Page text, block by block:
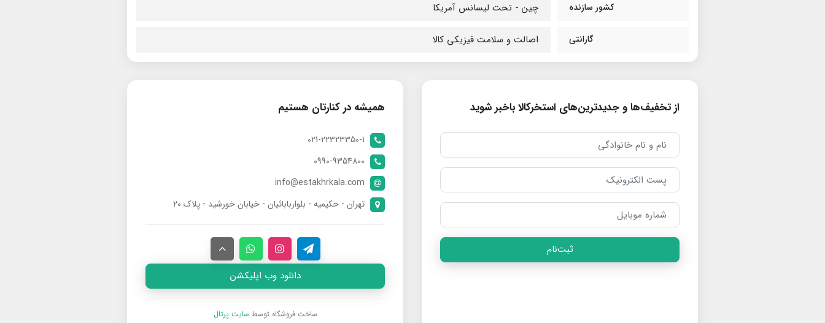
کشور سازنده چین - تحت لیسانس آمریکا
گارانتی اصالت و سلامت فیزیکی کالا
از تخفیف‌ها و جدیدترین‌های استخرکالا باخبر شوید
ثبت‌نام
همیشه در کنارتان هستیم
021-22323350-1
0990-9354800
info@estakhrkala.com
تهران - حکیمیه - بلواربابائیان - خیابان خورشید - پلاک ۲۰
دانلود وب اپلیکشن
ساخت فروشگاه توسط سایت پرتال